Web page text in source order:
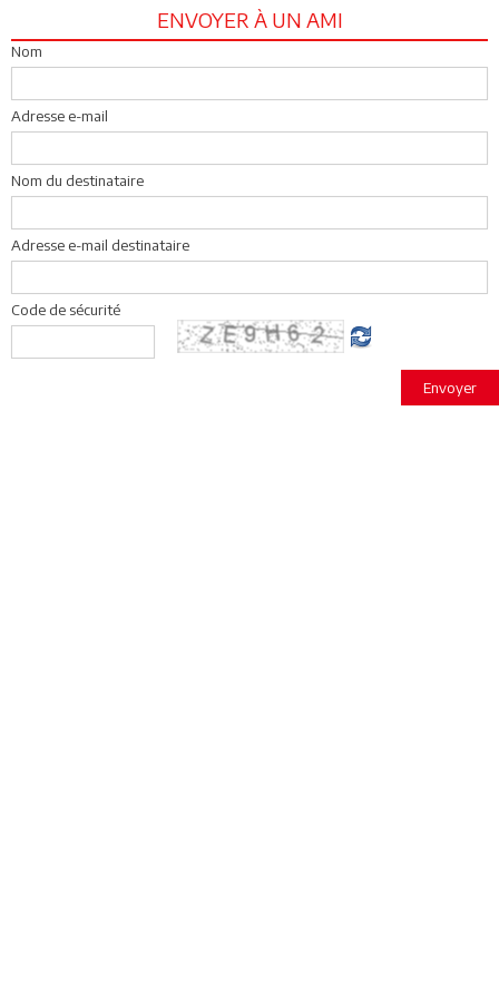
ENVOYER À UN AMI
Nom
Adresse e-mail
Nom du destinataire
Adresse e-mail destinataire
Code de sécurité
Envoyer